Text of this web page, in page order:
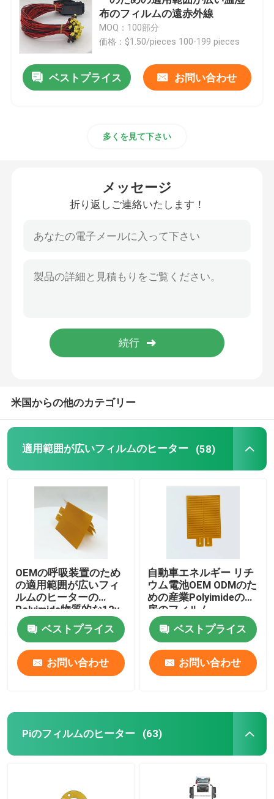
Polyimideの暖房のフィルム
適用範囲が広い温湿布
注文の適用範囲が広いヒーター
Polyimideの適用範囲が広いヒーター
布のフィルムの遠赤外線
MOQ：100部分
価格：$1.50/pieces 100-199 pieces
ベストプライス お問い合わせ
多くを見て下さい
メッセージ
折り返しご連絡いたします！
米国からの他のカテゴリー
適用範囲が広いフィルムのヒーター (58)
OEMの呼吸装置のため
の適用範囲が広いフィ
ルムのヒーターの
Polyimide物質的な12v
ベストプライス
お問い合わせ
自動車エネルギー リチ
ウム電池OEM ODMのた
めの産業Polyimideの暖
房のフィルム
ベストプライス
お問い合わせ
Piのフィルムのヒーター (63)